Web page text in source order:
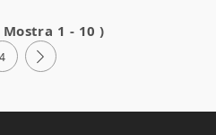
1 - 10 )
4